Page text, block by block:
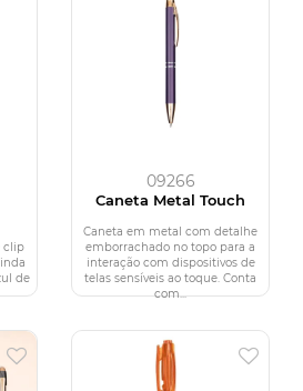
clip
de
09266
Caneta Metal Touch
Caneta em metal com detalhe
emborrachado no topo para a
interação com dispositivos de
telas sensíveis ao toque. Conta
com...